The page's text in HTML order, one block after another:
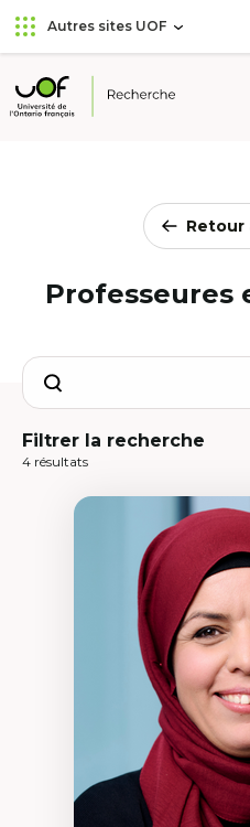
Aller
au
principal
Passer
au
Autres sites UOF
Université
Retour
Professeures
Search
Filtrer la recherche
4 résultats